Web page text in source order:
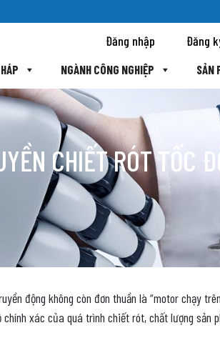
Đăng nhập Đăng
NGÀNH CÔNG NGHIỆP SẢN
CHIẾT RÓT TỐC
động không còn đơn thuần là “motor chạy
xác của quá trình chiết rót, chất lượng sản